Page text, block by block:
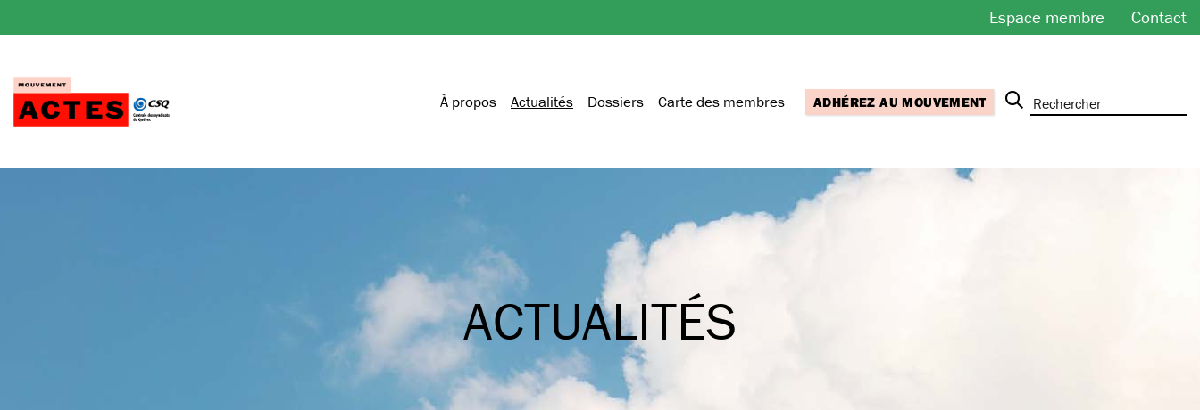
au
Espace membre Contact
À propos Actualités Dossiers Carte des membres ADHÉREZ AU MOUVEMENT
ACTUALITÉS